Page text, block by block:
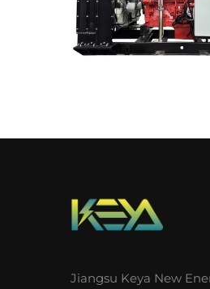
Jiangsu Keya New